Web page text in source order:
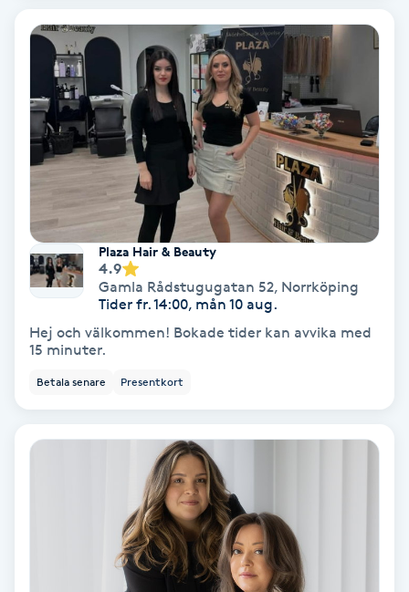
Fransfärgning
Fransförlängning
Fransförlängning Megavolym
Fransförlängning Volym
Fransk manikyr
Fransrengöring
Friskvård
Funktionsanalys
Plaza Hair & Beauty
4.9
Gamla Rådstugugatan 52, Norrköping
Tider fr. 14:00, mån 10 aug.
Hej och välkommen! Bokade tider kan avvika med
15 minuter.
Betala senare Presentkort